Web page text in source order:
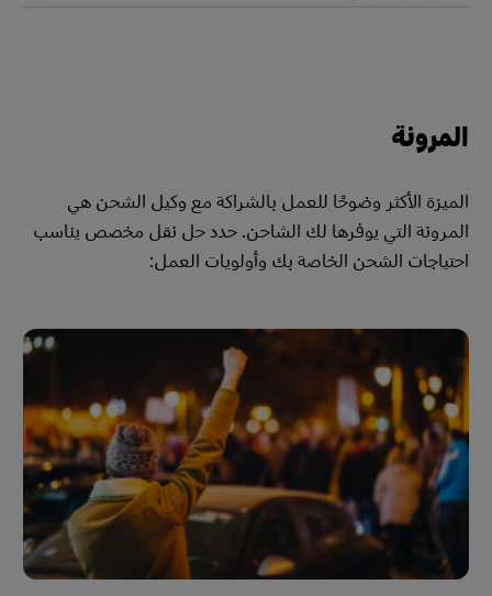
المرونة
الميزة الأكثر وضوحًا للعمل بالشراكة مع وكيل الشحن هي
المرونة التي يوفرها لك الشاحن. حدد حل نقل مخصص يناسب
احتياجات الشحن الخاصة بك وأولويات العمل: